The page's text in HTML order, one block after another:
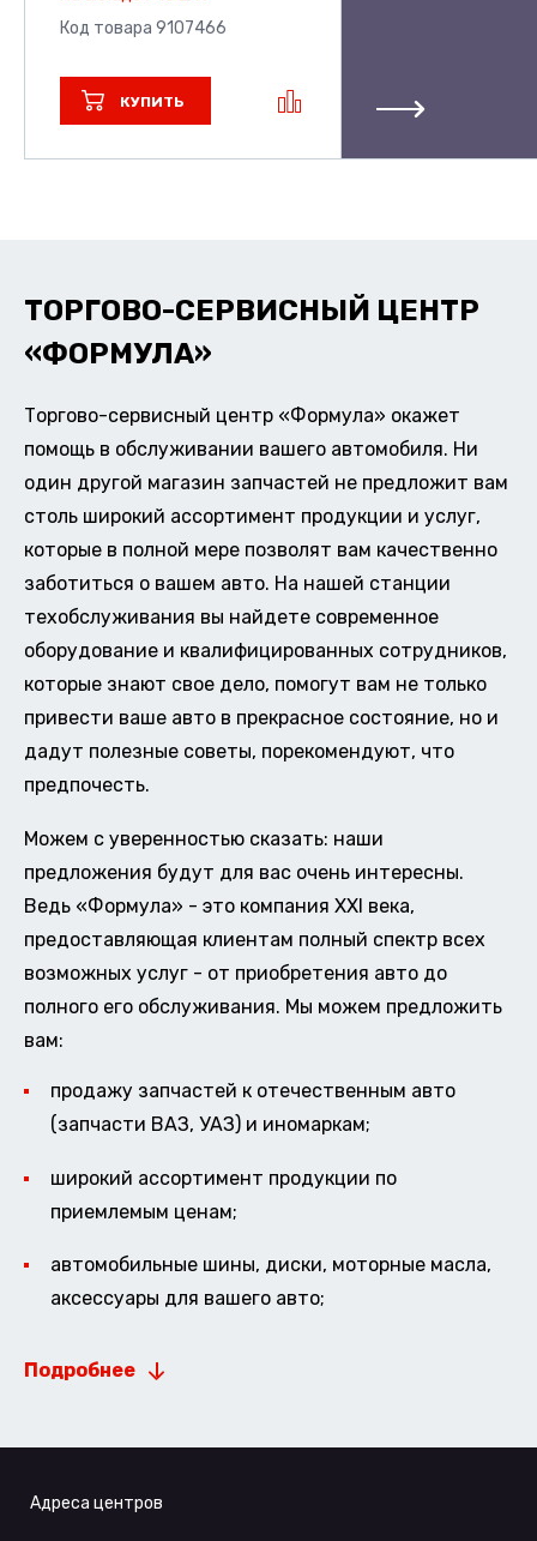
Код товара 9107466
КУПИТЬ
ТОРГОВО-СЕРВИСНЫЙ ЦЕНТР
«ФОРМУЛА»
Торгово-сервисный центр «Формула» окажет
помощь в обслуживании вашего автомобиля. Ни
один другой магазин запчастей не предложит вам
столь широкий ассортимент продукции и услуг,
которые в полной мере позволят вам качественно
заботиться о вашем авто. На нашей станции
техобслуживания вы найдете современное
оборудование и квалифицированных сотрудников,
которые знают свое дело, помогут вам не только
привести ваше авто в прекрасное состояние, но и
дадут полезные советы, порекомендуют, что
предпочесть.
Можем с уверенностью сказать: наши
предложения будут для вас очень интересны.
Ведь «Формула» - это компания XXI века,
предоставляющая клиентам полный спектр всех
возможных услуг - от приобретения авто до
полного его обслуживания. Мы можем предложить
вам:
продажу запчастей к отечественным авто
(запчасти ВАЗ, УАЗ) и иномаркам;
широкий ассортимент продукции по
приемлемым ценам;
автомобильные шины, диски, моторные масла,
аксессуары для вашего авто;
Подробнее
Адреса центров